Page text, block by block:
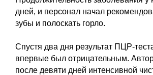
дней, и персонал начал
зубы и полоскать горло.
Спустя два дня результат ПЦР-
впервые был отрицательным.
после девяти дней интенсивной